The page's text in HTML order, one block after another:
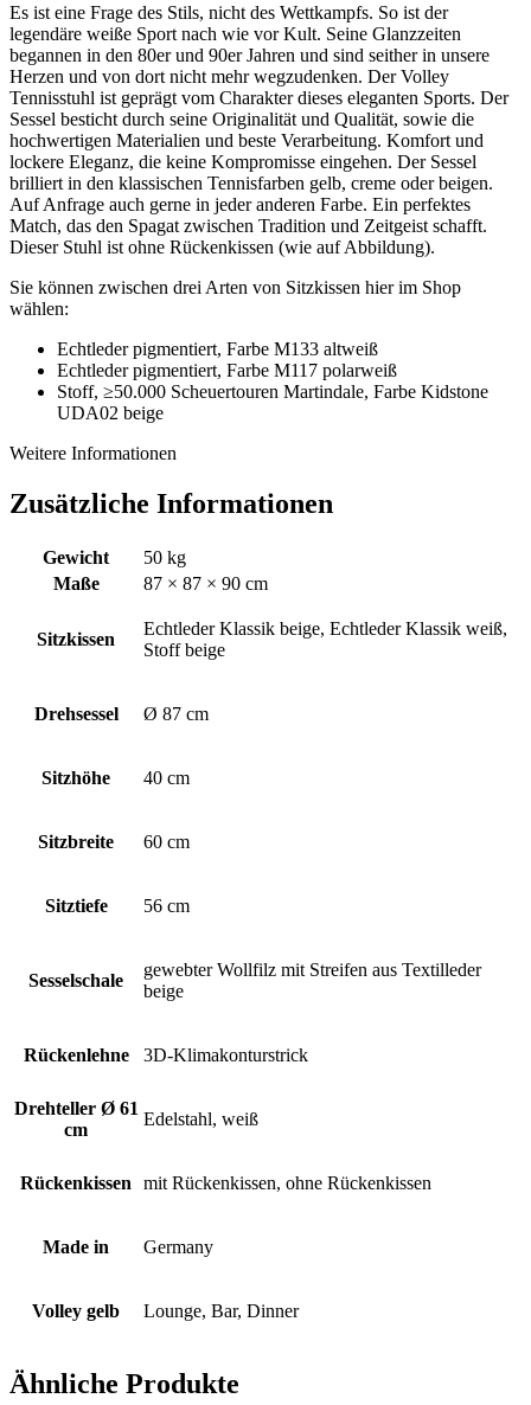
Es ist eine Frage des Stils, nicht des Wettkampfs. So ist der
legendäre weiße Sport nach wie vor Kult. Seine Glanzzeiten
begannen in den 80er und 90er Jahren und sind seither in unsere
Herzen und von dort nicht mehr wegzudenken. Der Volley
Tennisstuhl ist geprägt vom Charakter dieses eleganten Sports. Der
Sessel besticht durch seine Originalität und Qualität, sowie die
hochwertigen Materialien und beste Verarbeitung. Komfort und
lockere Eleganz, die keine Kompromisse eingehen. Der Sessel
brilliert in den klassischen Tennisfarben gelb, creme oder beigen.
Auf Anfrage auch gerne in jeder anderen Farbe. Ein perfektes
Match, das den Spagat zwischen Tradition und Zeitgeist schafft.
Dieser Stuhl ist ohne Rückenkissen (wie auf Abbildung).
Sie können zwischen drei Arten von Sitzkissen hier im Shop
wählen:
Echtleder pigmentiert, Farbe M133 altweiß
Echtleder pigmentiert, Farbe M117 polarweiß
Stoff, ≥50.000 Scheuertouren Martindale, Farbe Kidstone
UDA02 beige
Weitere Informationen
Zusätzliche Informationen
Gewicht
50 kg
Maße
87 × 87 × 90 cm
Sitzkissen
Echtleder Klassik beige, Echtleder Klassik weiß,
Stoff beige
Drehsessel Ø 87 cm
Sitzhöhe 40 cm
Sitzbreite 60 cm
Sitztiefe 56 cm
Sesselschale
gewebter Wollfilz mit Streifen aus Textilleder
beige
Rückenlehne 3D-Klimakonturstrick
Drehteller Ø 61
cm
Edelstahl, weiß
Rückenkissen mit Rückenkissen, ohne Rückenkissen
Made in Germany
Volley gelb Lounge, Bar, Dinner
Ähnliche Produkte